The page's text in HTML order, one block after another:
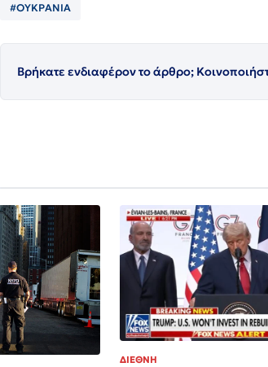
#ΟΥΚΡΑΝΙΑ
Βρήκατε ενδιαφέρον το άρθρο;
ΔΙΕΘΝΗ